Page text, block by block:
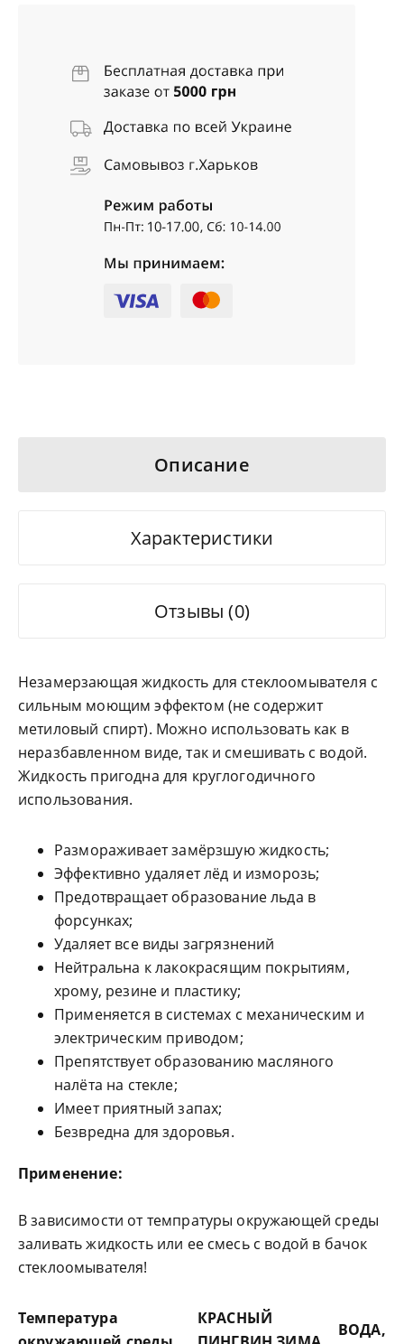
Описание
Характеристики
Отзывы (0)
Незамерзающая жидкость для стеклоомывателя с
сильным моющим эффектом (не содержит
метиловый спирт). Можно использовать как в
неразбавленном виде, так и смешивать с водой.
Жидкость пригодна для круглогодичного
использования.
Размораживает замёрзшую жидкость;
Эффективно удаляет лёд и изморозь;
Предотвращает образование льда в
форсунках;
Удаляет все виды загрязнений
Нейтральна к лакокрасящим покрытиям,
хрому, резине и пластику;
Применяется в системах с механическим и
электрическим приводом;
Препятствует образованию масляного
налёта на стекле;
Имеет приятный запах;
Безвредна для здоровья.
Применение:
В зависимости от темпратуры окружающей среды
заливать жидкость или ее смесь с водой в бачок
стеклоомывателя!
Температура
КРАСНЫЙ
ВОДА,